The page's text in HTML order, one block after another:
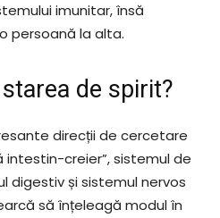
imunitar, însă
persoană la alta.
de spirit?
direcții de cercetare
intestin-creier”, sistemul de
digestiv și sistemul nervos
să înțeleagă modul în